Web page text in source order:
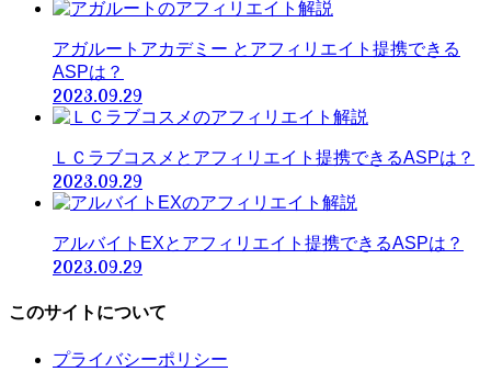
アガルートアカデミー とアフィリエイト提携できる
ASPは？
2023.09.29
ＬＣラブコスメとアフィリエイト提携できるASPは？
2023.09.29
アルバイトEXとアフィリエイト提携できるASPは？
2023.09.29
このサイトについて
プライバシーポリシー